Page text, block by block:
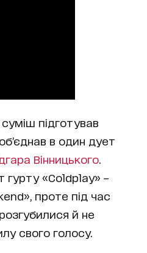
підготував
в один дует
Вінницького
гурту «Coldplay» –
проте під час
й не
свого голосу.